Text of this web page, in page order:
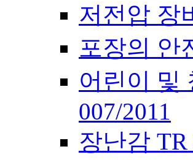
저전압 장
포장의 안
어린이 및
007/2011
장난감